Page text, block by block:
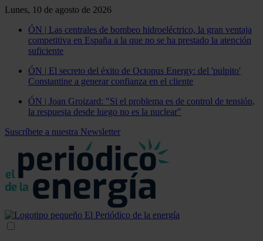
Lunes, 10 de agosto de 2026
ÓN | Las centrales de bombeo hidroeléctrico, la gran ventaja
competitiva en España a la que no se ha prestado la atención
suficiente
ÓN | El secreto del éxito de Octopus Energy: del 'pulpito'
Constantine a generar confianza en el cliente
ÓN | Joan Groizard: "Si el problema es de control de tensión,
la respuesta desde luego no es la nuclear"
Suscríbete a nuestra Newsletter